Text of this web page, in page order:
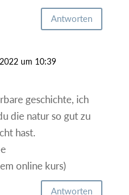
Antworten
um 10:39
geschichte, ich
die natur so gut zu
hast.
online kurs)
Antworten